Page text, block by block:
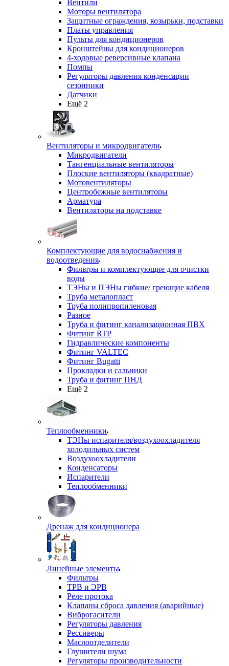
Вентили
Моторы вентилятора
Защитные ограждения, козырьки, подставки
Платы управления
Пульты для кондиционеров
Кронштейны для кондиционеров
4-ходовые реверсивные клапана
Помпы
Регуляторы давления конденсации
сезонники
Датчики
Ещё 2
Вентиляторы и микродвигатели
Микродвигатели
Тангенциальные вентиляторы
Плоские вентиляторы (квадратные)
Мотовентиляторы
Центробежные вентиляторы
Арматура
Вентиляторы на подставке
Комплектующие для водоснабжения и
водоотведения
Фильтры и комплектующие для очистки
воды
ТЭНы и ПЭНы гибкие/ греющие кабеля
Труба металопласт
Труба полипропиленовая
Разное
Труба и фитинг канализационная ПВХ
Фитинг RTP
Гидравлические компоненты
Фитинг VALTEC
Фитинг Bugatti
Прокладки и сальники
Труба и фитинг ПНД
Ещё 2
Теплообменники
ТЭНы испарителя/воздухоохладителя
холодильных систем
Воздухоохладители
Конденсаторы
Испарители
Теплообменники
Дренаж для кондиционера
Линейные элементы
Фильтры
ТРВ и ЭРВ
Реле протока
Клапаны сброса давления (аварийные)
Виброгасители
Регуляторы давления
Рессиверы
Маслоотделители
Глушители шума
Регуляторы производительности